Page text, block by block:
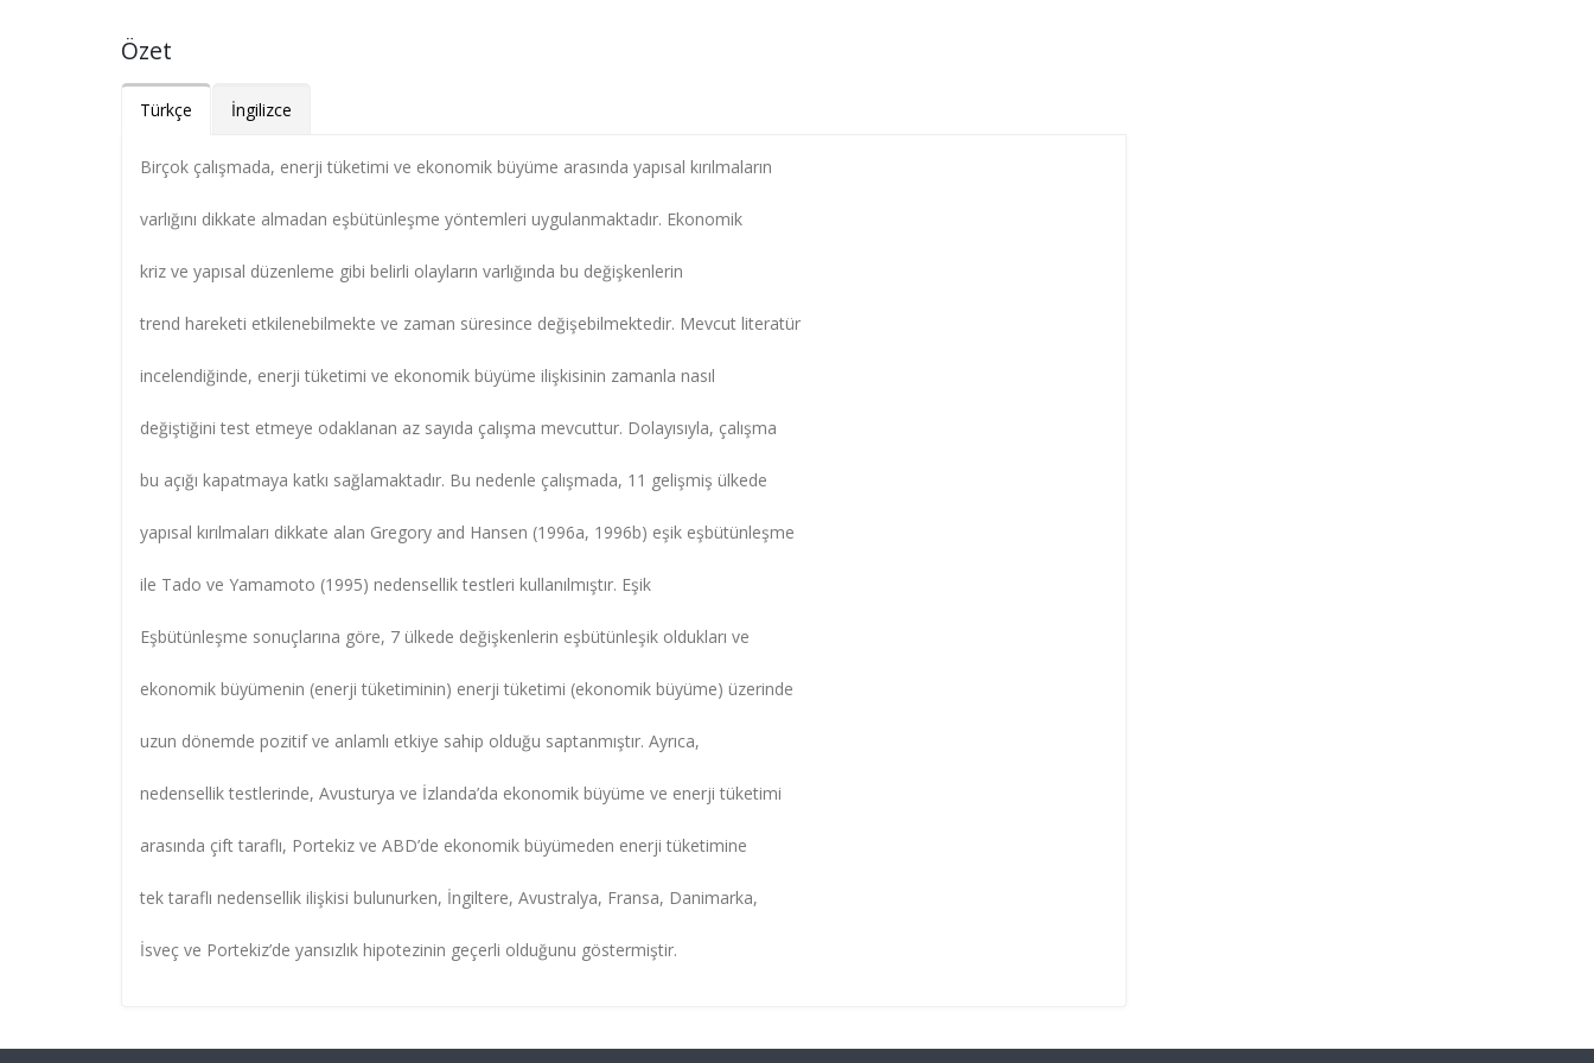
Özet
Türkçe İngilizce
Birçok çalışmada, enerji tüketimi ve ekonomik büyüme arasında yapısal kırılmaların
varlığını dikkate almadan eşbütünleşme yöntemleri uygulanmaktadır. Ekonomik
kriz ve yapısal düzenleme gibi belirli olayların varlığında bu değişkenlerin
trend hareketi etkilenebilmekte ve zaman süresince değişebilmektedir. Mevcut literatür
incelendiğinde, enerji tüketimi ve ekonomik büyüme ilişkisinin zamanla nasıl
değiştiğini test etmeye odaklanan az sayıda çalışma mevcuttur. Dolayısıyla, çalışma
bu açığı kapatmaya katkı sağlamaktadır. Bu nedenle çalışmada, 11 gelişmiş ülkede
yapısal kırılmaları dikkate alan Gregory and Hansen (1996a, 1996b) eşik eşbütünleşme
ile Tado ve Yamamoto (1995) nedensellik testleri kullanılmıştır. Eşik
Eşbütünleşme sonuçlarına göre, 7 ülkede değişkenlerin eşbütünleşik oldukları ve
ekonomik büyümenin (enerji tüketiminin) enerji tüketimi (ekonomik büyüme) üzerinde
uzun dönemde pozitif ve anlamlı etkiye sahip olduğu saptanmıştır. Ayrıca,
nedensellik testlerinde, Avusturya ve İzlanda’da ekonomik büyüme ve enerji tüketimi
arasında çift taraflı, Portekiz ve ABD’de ekonomik büyümeden enerji tüketimine
tek taraflı nedensellik ilişkisi bulunurken, İngiltere, Avustralya, Fransa, Danimarka,
İsveç ve Portekiz’de yansızlık hipotezinin geçerli olduğunu göstermiştir.